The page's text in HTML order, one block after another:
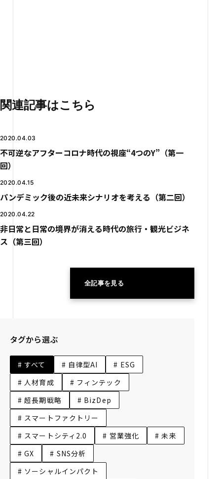
関連記事はこちら
2020.04.03
不可逆なアフターコロナ時代の視座“4つのY”（第一
回）
2020.04.15
パンデミック後の近未来シナリオを考える（第二回）
2020.04.22
非日常と日常の境界が消える時代の旅行・観光ビジネ
ス（第三回）
全記事を見る
タグから選ぶ
# すべて # 自律型AI
# ESG
# 人材育成
# フィンテック
# 超長期戦略
# BizDep
# スマートファクトリー
# スマートシティ2.0
# 営業強化
# 未来
# GX
# SNS分析
# ソーシャルインパクト